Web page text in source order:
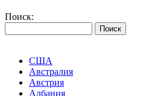
Поиск:
США
Австралия
Австрия
Албания